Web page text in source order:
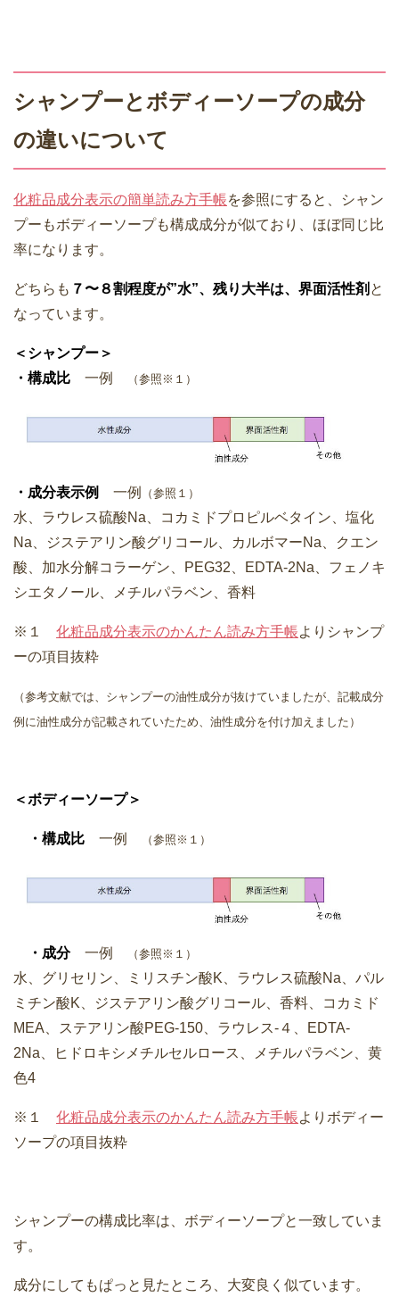
シャンプーとボディーソープの成分
の違いについて
化粧品成分表示の簡単読み方手帳を参照にすると、シャン
プーもボディーソープも構成成分が似ており、ほぼ同じ比
率になります。
どちらも ７〜８割程度が”水”、残り大半は、界面活性剤 と
なっています。
＜シャンプー＞
・構成比 一例 （参照※１）
・成分表示例 一例 （参照１）
水、ラウレス硫酸Na、コカミドプロピルベタイン、塩化
Na、ジステアリン酸グリコール、カルボマーNa、クエン
酸、加水分解コラーゲン、PEG32、EDTA-2Na、フェノキ
シエタノール、メチルパラベン、香料
※１ 化粧品成分表示のかんたん読み方手帳よりシャンプ
ーの項目抜粋
（参考文献では、シャンプーの油性成分が抜けていましたが、記載成分
例に油性成分が記載されていたため、油性成分を付け加えました）
＜ボディーソープ＞
・構成比 一例 （参照※１）
・成分一例 （参照※１）
水、グリセリン、ミリスチン酸K、ラウレス硫酸Na、パル
ミチン酸K、ジステアリン酸グリコール、香料、コカミド
MEA、ステアリン酸PEG-150、ラウレス-４、EDTA-
2Na、ヒドロキシメチルセルロース、メチルパラベン、黄
色4
※１ 化粧品成分表示のかんたん読み方手帳よりボディー
ソープの項目抜粋
シャンプーの構成比率は、ボディーソープと一致していま
す。
成分にしてもぱっと見たところ、大変良く似ています。